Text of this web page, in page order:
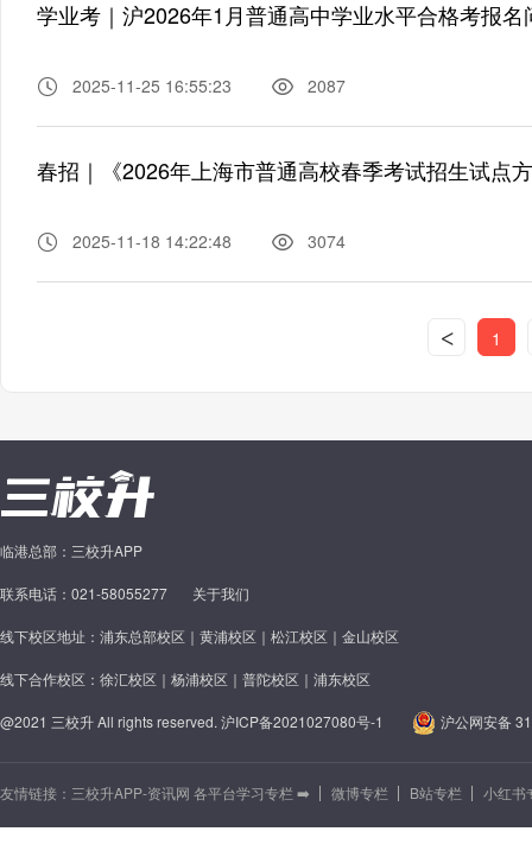
学业考｜沪2026年1月普通高中学业水平合格考报名
2025-11-25 16:55:23 2087
春招｜《2026年上海市普通高校春季考试招生试点
2025-11-18 14:22:48 3074
< 1
临港总部：三校升APP
联系电话：021-58055277 关于我们
线下校区地址：浦东总部校区｜黄浦校区｜松江校区｜金山校区
线下合作校区：徐汇校区｜杨浦校区｜普陀校区｜浦东校区
@2021 三校升 All rights reserved. 沪ICP备2021027080号-1 沪公网安备
友情链接： 三校升APP-资讯网 各平台学习专栏 ➡️ 微博专栏 B站专栏 小红书